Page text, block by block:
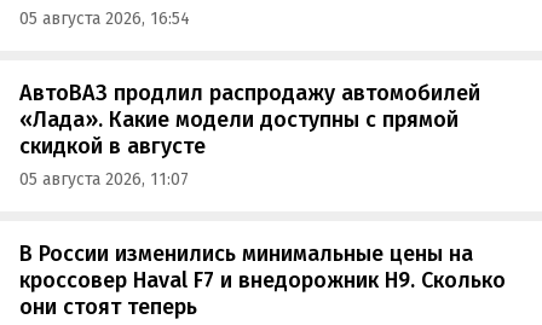
05 августа 2026, 16:54
АвтоВАЗ продлил распродажу автомобилей
«Лада». Какие модели доступны с прямой
скидкой в августе
05 августа 2026, 11:07
В России изменились минимальные цены на
кроссовер Haval F7 и внедорожник H9. Сколько
они стоят теперь